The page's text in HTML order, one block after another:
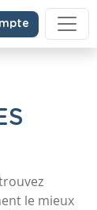
le mieux